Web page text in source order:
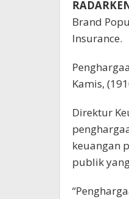
Brand
Insurance.
Kamis,
Direktur
keuangan
publik